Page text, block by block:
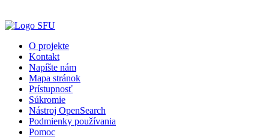
O projekte
Kontakt
Napíšte nám
Mapa stránok
Prístupnosť
Súkromie
Nástroj OpenSearch
Podmienky používania
Pomoc